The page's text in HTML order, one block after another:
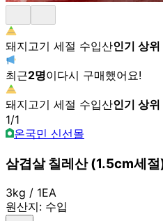
돼지고기 세절 수입산인기 상위
최근2명이다시 구매했어요!
돼지고기 세절 수입산인기 상위
1/1
온국민 신선몰
삼겹살 칠레산 (1.5cm세
3kg / 1EA
원산지: 수입